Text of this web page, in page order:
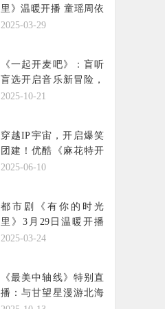
里》温暖开播 童瑶周依
然诠释都市女性成长密
2025-03-29
《一起开麦吧》：盲听
盲选开启音乐新冒险，
纯粹声韵奏响时代强音
2025-10-21
穿越IP宇宙，开启爆笑
团建！优酷《麻花特开
心2》正式官宣定档0614
2025-06-10
都市剧《有你的时光
里》3月29日温暖开播
童瑶周依然演绎双向治
2025-03-24
《最美中轴线》特别直
播：与甘望星漫游北海